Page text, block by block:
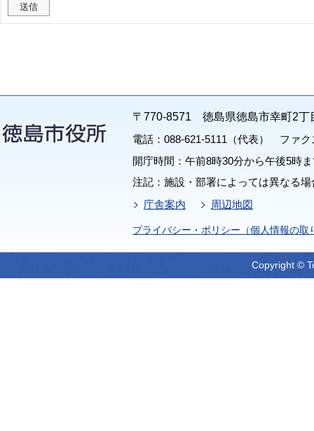
〒770-8571 徳島県徳島市幸町2丁
電話：088-621-5111（代表） ファク
開庁時間：午前8時30分から午後5時
注記：施設・部署によっては異なる
庁舎案内
周辺地図
プライバシー・ポリシー（個人情報の取
Copyright ©